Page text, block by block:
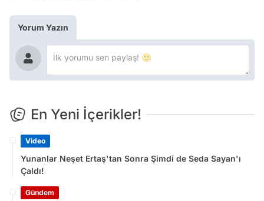
Yorum Yazın
En Yeni İçerikler!
Video
Yunanlar Neşet Ertaş'tan Sonra Şimdi de Seda Sayan'ı
Çaldı!
Gündem